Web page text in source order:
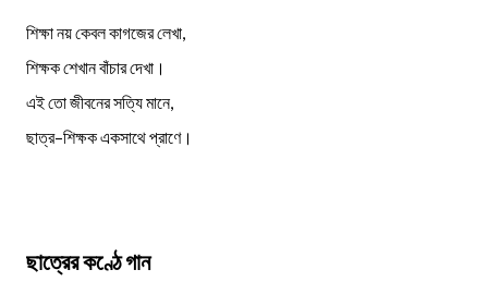
শিক্ষা নয় কেবল কাগজের লেখা,
শিক্ষক শেখান বাঁচার দেখা।
এই তো জীবনের সত্যি মানে,
ছাত্র–শিক্ষক একসাথে প্রাণে।
ছাত্রের কণ্ঠে গান